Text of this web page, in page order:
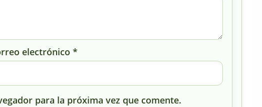
electrónico*
para la próxima vez que comente.